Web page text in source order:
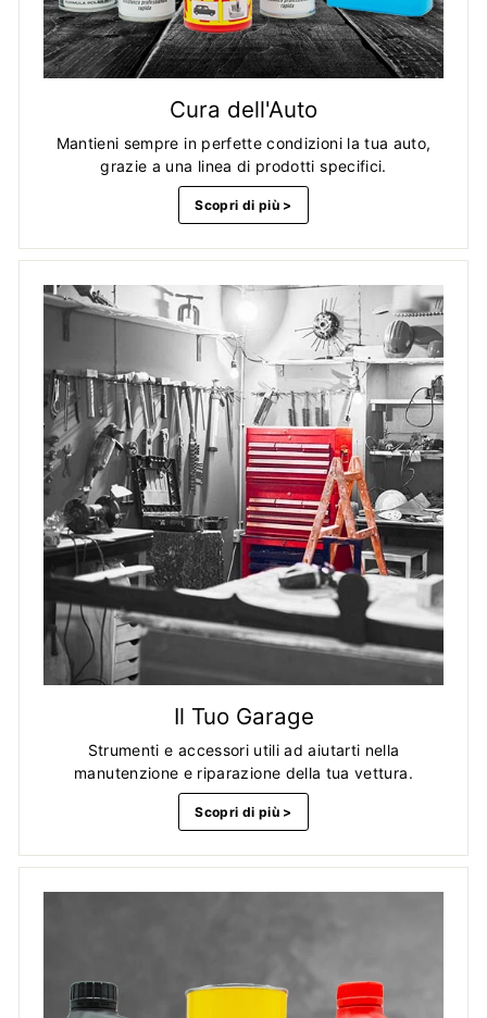
Cura dell'Auto
Mantieni sempre in perfette condizioni la tua auto,
grazie a una linea di prodotti specifici.
Scopri di più >
Il Tuo Garage
Strumenti e accessori utili ad aiutarti nella
manutenzione e riparazione della tua vettura.
Scopri di più >